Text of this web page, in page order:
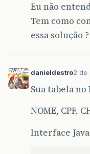
Eu não
Tem como
essa solução ?
danieldestro2 de
Sua tabela no
NOME, CPF,
Interface